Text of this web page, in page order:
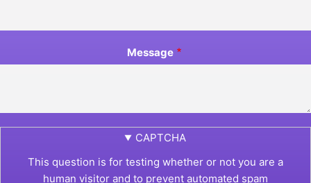
Message
CAPTCHA
This question is for testing whether or not you are a
human visitor and to prevent automated spam